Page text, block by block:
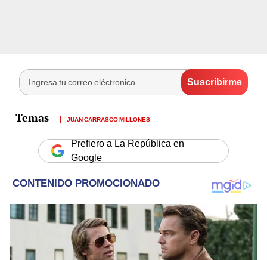
JUAN CARRASCO MILLONES
Prefiero a La República en
Google